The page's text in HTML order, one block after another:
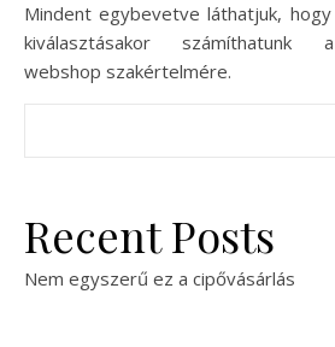
Mindent egybevetve láthatjuk,
kiválasztásakor számíthatunk
webshop szakértelmére.
Recent Posts
Nem egyszerű ez a cipővásárlás